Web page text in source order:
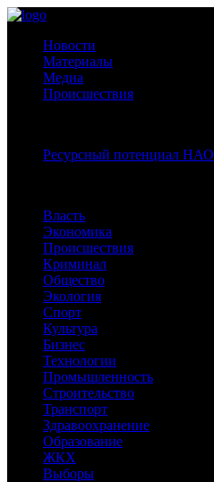
Новости
Материалы
Медиа
Происшествия
Ресурсный потенциал НАО
Власть
Экономика
Происшествия
Криминал
Общество
Экология
Спорт
Культура
Бизнес
Технологии
Промышленность
Строительство
Транспорт
Здравоохранение
Образование
ЖКХ
Выборы